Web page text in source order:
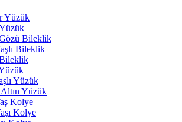
Yüzük
Bileklik
Bileklik
Yüzük
Yüzük
Kolye
Kolye